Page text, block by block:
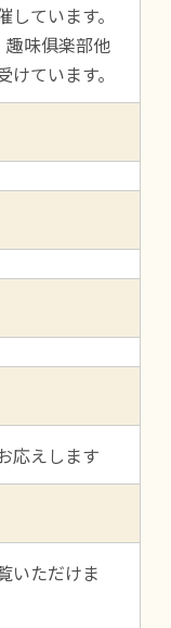
ています。
趣味俱楽部他
ています。
応えします
いただけま